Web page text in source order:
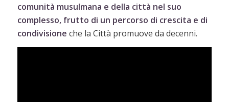
comunità musulmana e della città nel suo
complesso, frutto di un percorso di crescita e di
condivisione che la Città promuove da decenni.